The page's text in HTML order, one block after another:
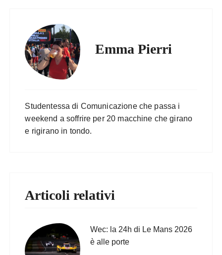
Emma Pierri
Studentessa di Comunicazione che passa i
weekend a soffrire per 20 macchine che girano
e rigirano in tondo.
Articoli relativi
Wec: la 24h di Le Mans 2026
è alle porte